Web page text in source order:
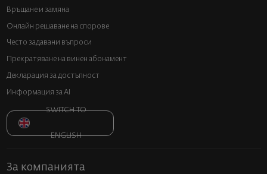
Връщане и замяна
Онлайн решаване на спорове
Често задавани въпроси
Прекратяване на винен абонамент
Декларация за достъпност
Информация за AI
SWITCH TO
ENGLISH
За компанията